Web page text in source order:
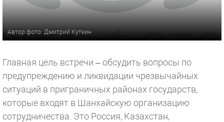
Автор фото: Дмитрий Куткин
Главная цель встречи – обсудить вопросы по
предупреждению и ликвидации чрезвычайных
ситуаций в приграничных районах государств,
которые входят в Шанхайскую организацию
сотрудничества. Это Россия, Казахстан,